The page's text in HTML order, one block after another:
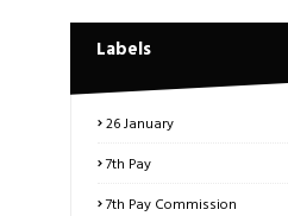
Labels
26 January
7th Pay
7th Pay Commission